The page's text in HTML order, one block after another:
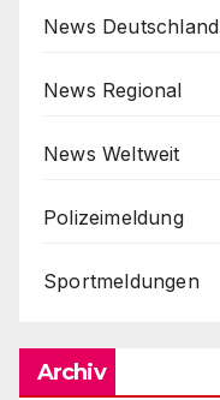
News Deutschland
News Regional
News Weltweit
Polizeimeldung
Sportmeldungen
Archiv